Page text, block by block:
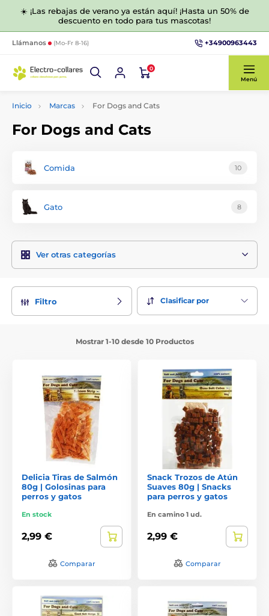
☀️ ¡Las rebajas de verano ya están aquí! ¡Hasta un 50% de
descuento en todo para tus mascotas!
Llámanos (Mo-Fr 8-16) +34900963443
0
Menú
Inicio Marcas For Dogs and Cats
For Dogs and Cats
Comida 10
Gato 8
Ver otras categorías
Filtro Clasificar por
Mostrar 1-10 desde 10 Productos
Delicia Tiras de Salmón
80g | Golosinas para
perros y gatos
En stock
2,99 €
Comparar
Snack Trozos de Atún
Suaves 80g | Snacks
para perros y gatos
En camino 1 ud.
2,99 €
Comparar